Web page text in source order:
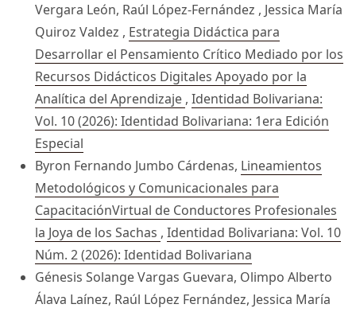
Vergara León, Raúl López-Fernández , Jessica María
Quiroz Valdez , Estrategia Didáctica para
Desarrollar el Pensamiento Crítico Mediado por los
Recursos Didácticos Digitales Apoyado por la
Analítica del Aprendizaje , Identidad Bolivariana:
Vol. 10 (2026): Identidad Bolivariana: 1era Edición
Especial
Byron Fernando Jumbo Cárdenas, Lineamientos
Metodológicos y Comunicacionales para
CapacitaciónVirtual de Conductores Profesionales
la Joya de los Sachas , Identidad Bolivariana: Vol. 10
Núm. 2 (2026): Identidad Bolivariana
Génesis Solange Vargas Guevara, Olimpo Alberto
Álava Laínez, Raúl López Fernández, Jessica María